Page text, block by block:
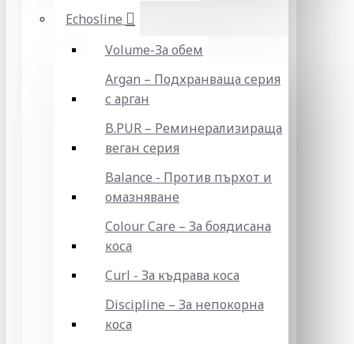
Echosline
Volume-За обем
Argan – Подхранваща серия
с арган
B.PUR – Реминерализираща
веган серия
Balance - Против пърхот и
омазняване
Colour Care – За боядисана
коса
Curl - За къдрава коса
Discipline – За непокорна
коса